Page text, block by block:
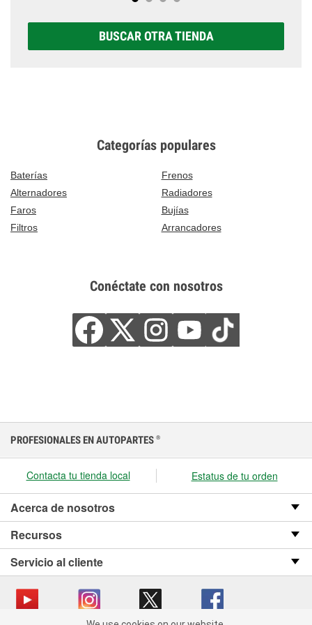
BUSCAR OTRA TIENDA
Categorías populares
Baterías
Frenos
Alternadores
Radiadores
Faros
Bujías
Filtros
Arrancadores
Conéctate con nosotros
PROFESIONALES EN AUTOPARTES ®
Contacta tu tienda local Estatus de tu orden
Acerca de nosotros
Recursos
Servicio al cliente